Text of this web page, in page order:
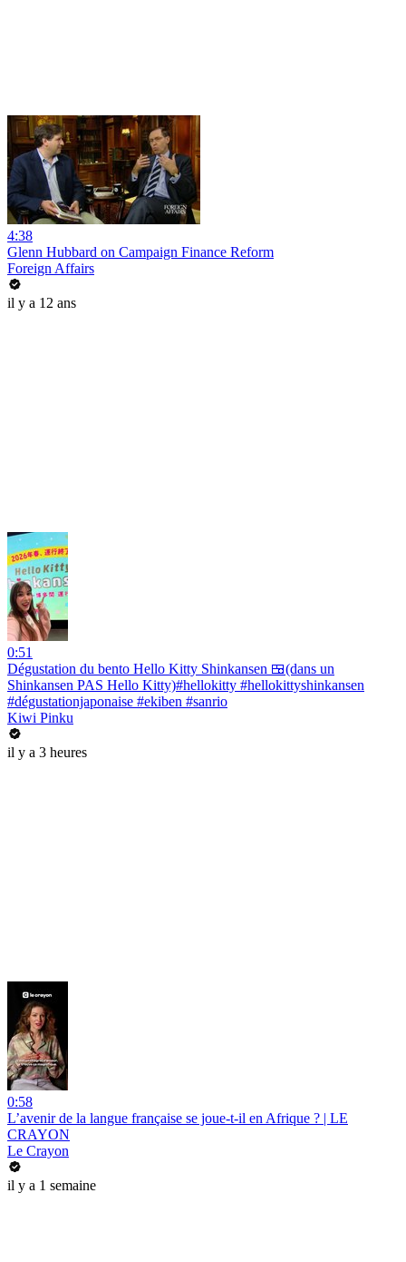
4:38
Glenn Hubbard on Campaign Finance Reform
Foreign Affairs
il y a 12 ans
0:51
Dégustation du bento Hello Kitty Shinkansen 🍱(dans un
Shinkansen PAS Hello Kitty)#hellokitty #hellokittyshinkansen
#dégustationjaponaise #ekiben #sanrio
Kiwi Pinku
il y a 3 heures
0:58
L’avenir de la langue française se joue-t-il en Afrique ? | LE
CRAYON
Le Crayon
il y a 1 semaine